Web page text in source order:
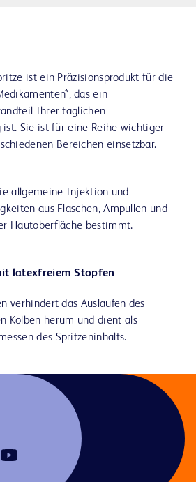
ist ein Präzisionsprodukt für die
das ein
Ihrer täglichen
ist. Sie ist für eine Reihe wichtiger
Bereichen einsetzbar.
allgemeine Injektion und
aus Flaschen, Ampullen und
Hautoberfläche bestimmt.
latexfreiem Stopfen
verhindert das Auslaufen des
Kolben herum und dient als
des Spritzeninhalts.